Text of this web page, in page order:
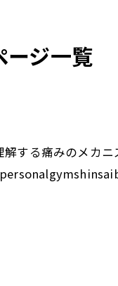
ージ一覧
する痛みのメカ